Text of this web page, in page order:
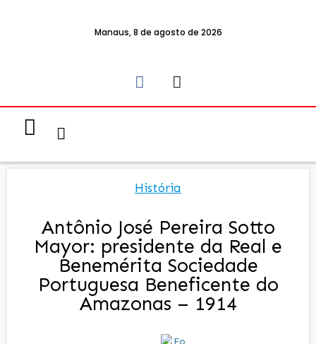
Manaus, 8 de agosto de 2026
História
Antônio José Pereira Sotto
Mayor: presidente da Real e
Benemérita Sociedade
Portuguesa Beneficente do
Amazonas – 1914